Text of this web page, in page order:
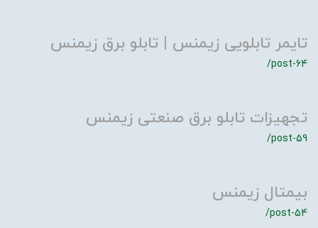
تایمر تابلویی زیمنس | تابلو برق زیمنس
/post-64
تجهیزات تابلو برق صنعتی زیمنس
/post-59
بیمتال زیمنس
/post-54